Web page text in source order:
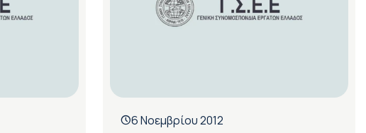
6 Νοεμβρίου 2012